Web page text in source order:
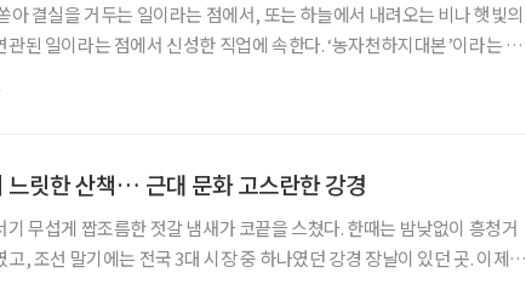
아 결실을 거두는 일이라는 점에서, 또는 하늘에서 내려오는 비나 햇빛의
된 일이라는 점에서 신성한 직업에 속한다. ‘농자천하지대본’이라는 말
느릿한 산책… 근대 문화 고스란한 강경
기 무섭게 짭조름한 젓갈 냄새가 코끝을 스쳤다. 한때는 밤낮없이 흥청거
고, 조선 말기에는 전국 3대 시장 중 하나였던 강경 장날이 있던 곳. 이제는